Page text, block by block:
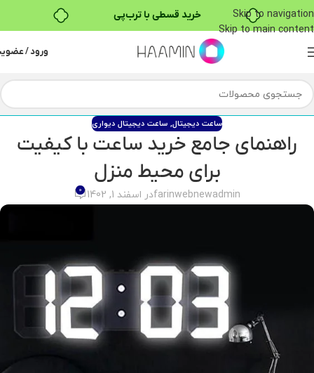
خرید قسطی با ترب‌پی
Skip to navigation
Skip to main content
ورود /
ساعت دیجیتال, ساعت دیجیتال دیواری
راهنمای جامع خرید ساعت با کیفیت
برای محیط منزل
farinwebnewadminدر اسفند 1, 1402 0